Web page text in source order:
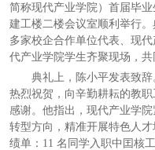
简称现代产业学院）首届毕
建工楼二楼会议室顺利举行
多家校企合作单位代表、现
代产业学院学生齐聚现场，共
典礼上，陈小平发表致
热烈祝贺，向辛勤耕耘的教
感谢。他指出，现代产业学
转型方向，精准开展特色人
绩单：11 名同学入职中囯核